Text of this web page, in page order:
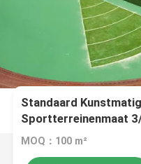
Standaard
Sportterreinenmaat
MOQ：100 m²